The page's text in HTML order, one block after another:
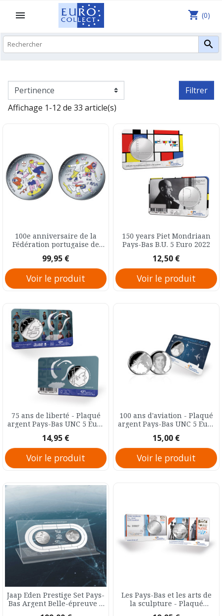


shopping_cart (0)
Filtrer
Affichage 1-12 de 33 article(s)
100e anniversaire de la
Fédération portugaise de
Belle-épreuve 5 Euro 2024
Prix
99,95 €
Voir le produit
150 years Piet Mondriaan
Pays-Bas B.U. 5 Euro 2022
Prix
12,50 €
Voir le produit
75 ans de liberté - Plaqué
argent Pays-Bas UNC 5 Euro
Prix
14,95 €
Voir le produit
100 ans d'aviation - Plaqué
argent Pays-Bas UNC 5 Euro
Prix
15,00 €
Voir le produit
Jaap Eden Prestige Set Pays-
Bas Argent Belle-épreuve 5
Les Pays-Bas et les arts de
la sculpture - Plaqué